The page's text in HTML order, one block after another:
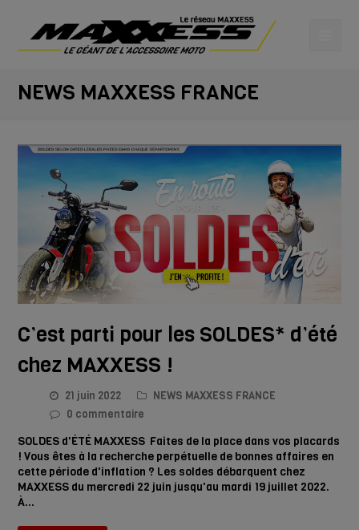
NEWS MAXXESS FRANCE
C’est parti pour les SOLDES* d’été
chez MAXXESS !
21 juin 2022
NEWS MAXXESS FRANCE
0 commentaire
SOLDES d'ÉTÉ MAXXESS Faites de la place dans vos placards
! Vous êtes à la recherche perpétuelle de bonnes affaires en
cette période d'inflation ? Les soldes débarquent chez
MAXXESS du mercredi 22 juin jusqu'au mardi 19 juillet 2022.
À…